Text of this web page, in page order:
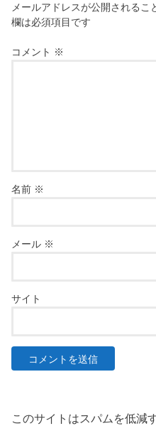
メールアドレスが公開されるこ
欄は必須項目です
コメント ※
名前 ※
メール ※
サイト
このサイトはスパムを低減